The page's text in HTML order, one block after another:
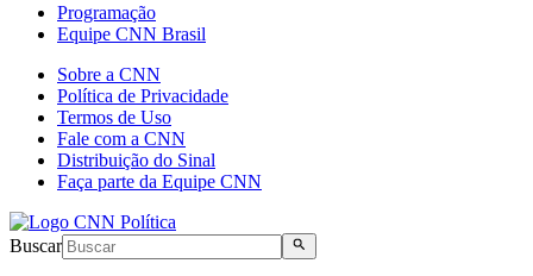
Programação
Equipe CNN Brasil
Sobre a CNN
Política de Privacidade
Termos de Uso
Fale com a CNN
Distribuição do Sinal
Faça parte da Equipe CNN
Buscar